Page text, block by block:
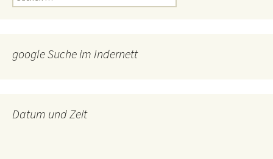
nach:
google Suche im Indernett
Datum und Zeit